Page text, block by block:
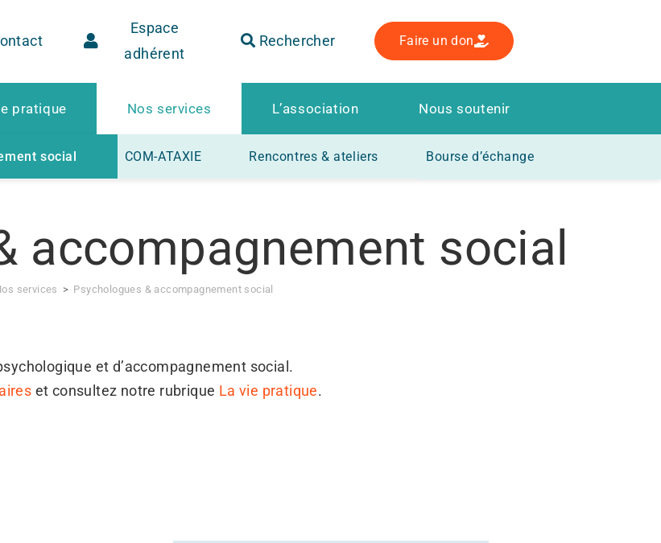
Espace
adhérent
Rechercher Faire un don
pratique Nos services
social COM-ATAXIE Rencontres & ateliers Bourse d’échange
L’association Nous soutenir
accompagnement social
services > Psychologues & accompagnement social
et d’accompagnement social.
et consultez notre rubrique La vie pratique.